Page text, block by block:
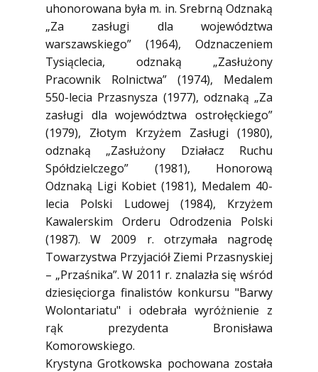
uhonorowana była m. in. Srebrną Odznaką
„Za zasługi dla województwa
warszawskiego” (1964), Odznaczeniem
Tysiąclecia, odznaką „Zasłużony
Pracownik Rolnictwa” (1974), Medalem
550-lecia Przasnysza (1977), odznaką „Za
zasługi dla województwa ostrołęckiego”
(1979), Złotym Krzyżem Zasługi (1980),
odznaką „Zasłużony Działacz Ruchu
Spółdzielczego” (1981), Honorową
Odznaką Ligi Kobiet (1981), Medalem 40-
lecia Polski Ludowej (1984), Krzyżem
Kawalerskim Orderu Odrodzenia Polski
(1987). W 2009 r. otrzymała nagrodę
Towarzystwa Przyjaciół Ziemi Przasnyskiej
– „Przaśnika”. W 2011 r. znalazła się wśród
dziesięciorga finalistów konkursu "Barwy
Wolontariatu" i odebrała wyróżnienie z
rąk prezydenta Bronisława
Komorowskiego.
Krystyna Grotkowska pochowana została